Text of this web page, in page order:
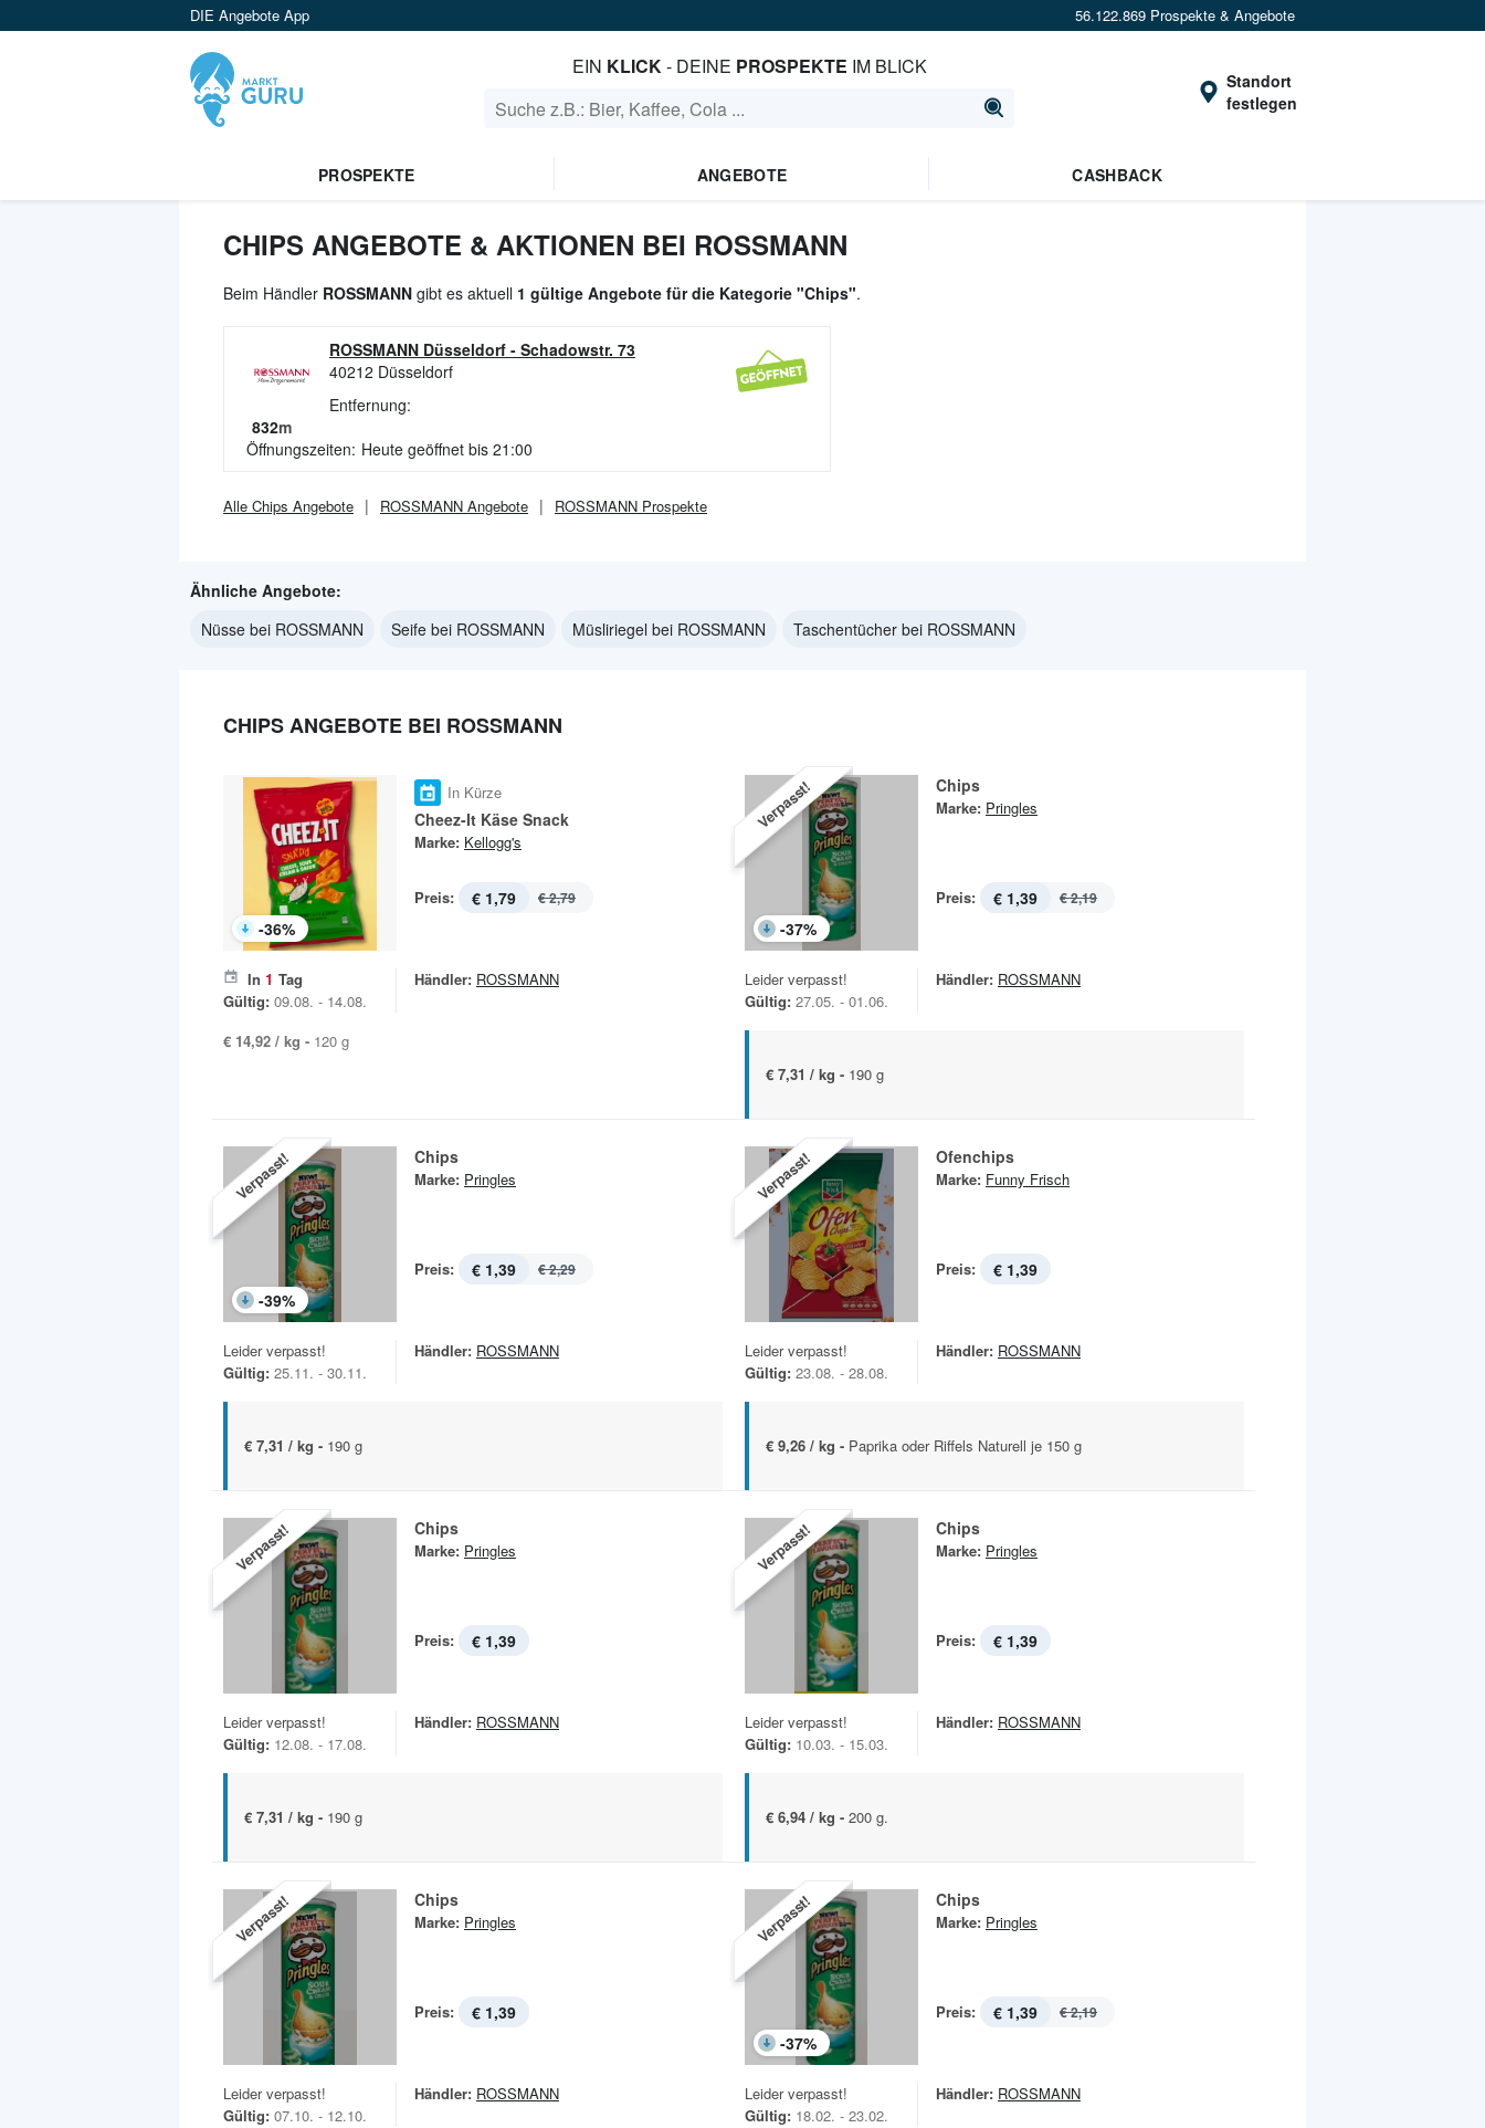
DIE Angebote App 56.122.869 Prospekte & Angebote
EIN KLICK- DEINE PROSPEKTE IM BLICK
Standort
festlegen
PROSPEKTE ANGEBOTE CASHBACK
CHIPS ANGEBOTE & AKTIONEN BEI ROSSMANN
Beim Händler ROSSMANN gibt es aktuell 1 gültige Angebote für die Kategorie "Chips".
ROSSMANN Düsseldorf - Schadowstr. 73
40212 Düsseldorf
Entfernung:
832m
Öffnungszeiten: Heute geöffnet bis 21:00
Alle Chips Angebote ROSSMANN Angebote ROSSMANN Prospekte
Ähnliche Angebote:
Nüsse bei ROSSMANN
Seife bei ROSSMANN Müsliriegel bei ROSSMANN Taschentücher bei ROSSMANN
CHIPS ANGEBOTE BEI ROSSMANN
-36%
In Kürze
Cheez-It Käse Snack
Marke: Kellogg's
Preis: € 1,79 € 2,79
In 1 Tag
Gültig: 09.08. - 14.08.
Händler: ROSSMANN
€ 14,92 / kg - 120 g
Verpasst!
-37%
Chips
Marke: Pringles
Preis: € 1,39 € 2,19
Leider verpasst!
Gültig: 27.05. - 01.06.
Händler: ROSSMANN
€ 7,31 / kg - 190 g
Verpasst!
-39%
Chips
Marke: Pringles
Preis: € 1,39 € 2,29
Leider verpasst!
Gültig: 25.11. - 30.11.
Händler: ROSSMANN
€ 7,31 / kg - 190 g
Verpasst! Ofenchips
Marke: Funny Frisch
Preis: € 1,39
Leider verpasst!
Gültig: 23.08. - 28.08.
Händler: ROSSMANN
€ 9,26 / kg - Paprika oder Riffels Naturell je 150 g
Verpasst! Chips
Marke: Pringles
Preis: € 1,39
Leider verpasst!
Gültig: 12.08. - 17.08.
Händler: ROSSMANN
€ 7,31 / kg - 190 g
Verpasst! Chips
Marke: Pringles
Preis: € 1,39
Leider verpasst!
Gültig: 10.03. - 15.03.
Händler: ROSSMANN
€ 6,94 / kg - 200 g.
Verpasst! Chips
Marke: Pringles
Preis: € 1,39
Leider verpasst!
Gültig: 07.10. - 12.10.
Händler: ROSSMANN
Verpasst!
-37%
Chips
Marke: Pringles
Preis: € 1,39 € 2,19
Leider verpasst!
Gültig: 18.02. - 23.02.
Händler: ROSSMANN